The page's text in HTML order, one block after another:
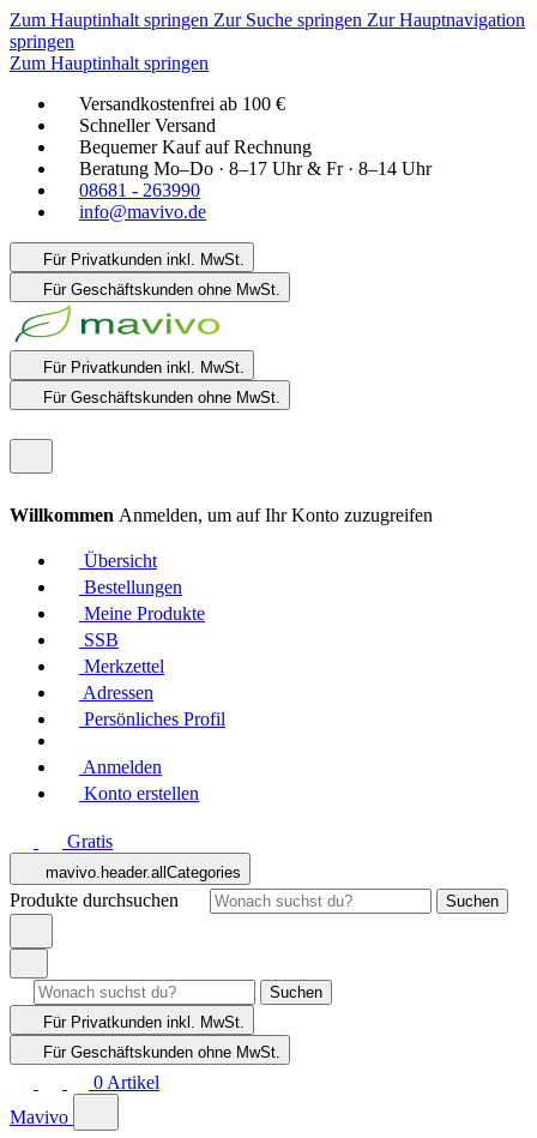
Zum Hauptinhalt springen Zur Suche springen Zur Hauptnavigation
springen
Zum Hauptinhalt springen
Versandkostenfrei ab 100 €
Schneller Versand
Bequemer Kauf auf Rechnung
Beratung Mo–Do · 8–17 Uhr & Fr · 8–14 Uhr
08681 - 263990
info@mavivo.de
Für Privatkunden inkl. MwSt.
Für Geschäftskunden ohne MwSt.
Für Privatkunden inkl. MwSt.
Für Geschäftskunden ohne MwSt.
Willkommen Anmelden, um auf Ihr Konto zuzugreifen
Übersicht
Bestellungen
Meine Produkte
SSB
Merkzettel
Adressen
Persönliches Profil
Anmelden
Konto erstellen
Gratis
mavivo.header.allCategories
Produkte durchsuchen Suchen
Suchen
Für Privatkunden inkl. MwSt.
Für Geschäftskunden ohne MwSt.
0 Artikel
Mavivo